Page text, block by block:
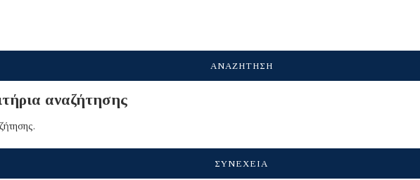
ΑΝΑΖΉΤΗΣΗ
αναζήτησης
ΣΥΝΈΧΕΙΑ